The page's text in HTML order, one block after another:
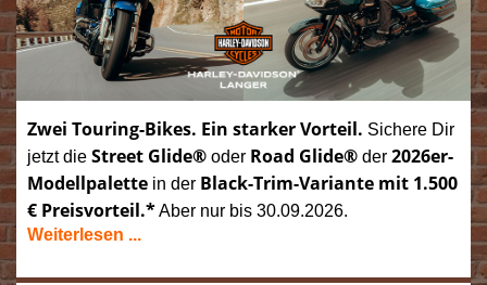
Zwei Touring-Bikes. Ein starker Vorteil. Sichere Dir
jetzt die Street Glide® oder Road Glide® der 2026er-
Modellpalette in der Black-Trim-Variante mit 1.500
€ Preisvorteil.*Aber nur bis 30.09.2026.
Weiterlesen ...